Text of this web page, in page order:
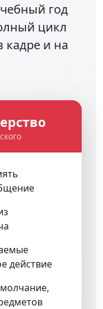
год
цикл
кадре и на
действие